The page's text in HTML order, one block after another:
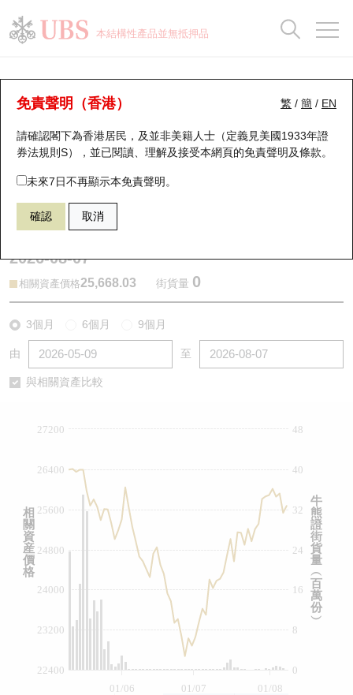
本結構性產品並無抵押品
繁 / 簡 / EN
免責聲明（香港）
請確認閣下為香港居民，及並非美籍人士（定義見美國1933年證
券法規則S），並已閱讀、理解及接受本網頁的免責聲明及條款。
未來7日不再顯示本免責聲明。
確認 取消
牛熊證分析儀
表現 街貨統計 比較
66029 瑞銀熊證 HSI 恒生指數
2026-08-07
相關資產價格25,668.03 街貨量 0
3個月 6個月 9個月
由 至
與相關資產比較
01/06 01/08
01/07
0
8
16
24
32
40
48
22400
23200
24000
24800
25600
26400
27200
牛
熊
證
街
貨
量
︵
百
萬
份
︶
相
關
資
産
價
格
瑞銀認股證一覽
新發行瑞銀認股證
即將到期認股證
認股證到期結算價查詢
認股證分析儀
認股證/牛熊證日誌
街貨統計
比較
牛熊全景快搜
牛熊證搜尋
牛熊證街貨分佈圖
正股牛熊證列表
新發行瑞銀牛熊證
牛熊證到期結算價查詢
牛熊證文件及公告
牛熊證文件及公告 (瑞信)
街貨統計
比較
十大升幅/跌幅
十大認股證成交分佈
十天股證佔大市成交
資金流
街貨統計
正股分析儀
二十大活躍股份
恒指成份股
國指成份股
科指成份股
中資ETFs溢價比較
收市競價變化
持股比重
顯示所有持股比重
每月輪證大市專題
輪證專欄
講座及教育短片
認股證投資者教育
牛熊證投資者教育